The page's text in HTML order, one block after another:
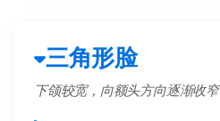
三角形脸
下颌较宽，向额头方向逐渐收窄